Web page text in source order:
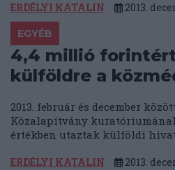
ERDÉLYI KATALIN 2013.
EGYÉB
4,4 millió
külföldre a
2013. február és december
Közalapítvány
értékben utaztak külföldi
ERDÉLYI KATALIN 2013.